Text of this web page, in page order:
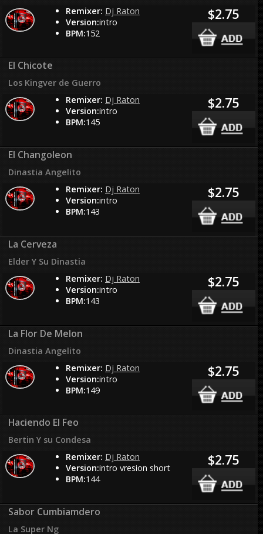
Remixer: Dj Raton
Version:intro
BPM:152
$2.75
El Chicote
Los Kingver de Guerro
Remixer: Dj Raton
Version:intro
BPM:145
$2.75
El Changoleon
Dinastia Angelito
Remixer: Dj Raton
Version:intro
BPM:143
$2.75
La Cerveza
Elder Y Su Dinastia
Remixer: Dj Raton
Version:intro
BPM:143
$2.75
La Flor De Melon
Dinastia Angelito
Remixer: Dj Raton
Version:intro
BPM:149
$2.75
Haciendo El Feo
Bertin Y su Condesa
Remixer: Dj Raton
Version:intro vresion short
BPM:144
$2.75
Sabor Cumbiamdero
La Super Ng